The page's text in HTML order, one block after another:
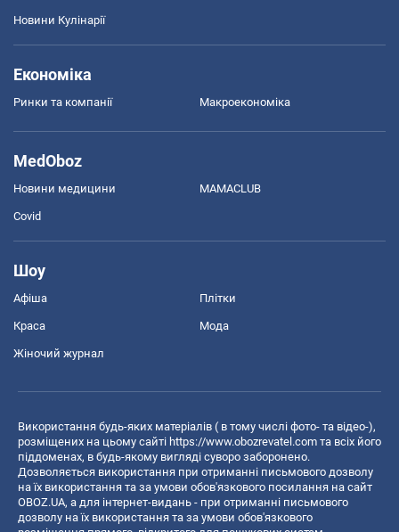
Новини Кулінарії
Економіка
Ринки та компанії Макроекономіка
MedOboz
Новини медицини MAMACLUB
Covid
Шоу
Афіша Плітки
Краса Мода
Жіночий журнал
Використання будь-яких матеріалів ( в тому числі фото- та відео-),
розміщених на цьому сайті https://www.obozrevatel.com та всіх його
піддоменах, в будь-якому вигляді суворо заборонено.
Дозволяється використання при отриманні письмового дозволу
на їх використання та за умови обов'язкового посилання на сайт
OBOZ.UA, а для інтернет-видань - при отриманні письмового
дозволу на їх використання та за умови обов'язкового